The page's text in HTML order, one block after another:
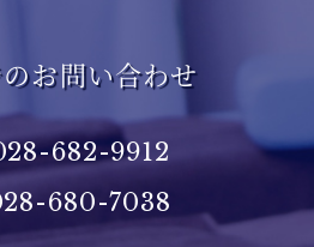
お問い合わせ
682-9912
680-7038